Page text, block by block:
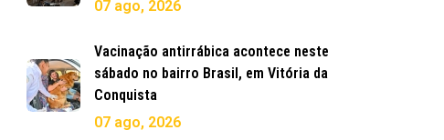
07 ago, 2026
Vacinação antirrábica acontece neste
sábado no bairro Brasil, em Vitória da
Conquista
07 ago, 2026